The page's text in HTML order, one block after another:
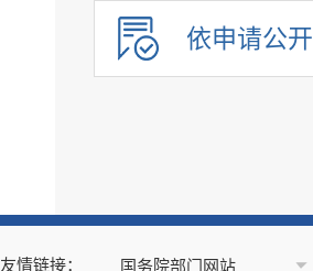
乡村振兴信息
市政建设
依申请公开